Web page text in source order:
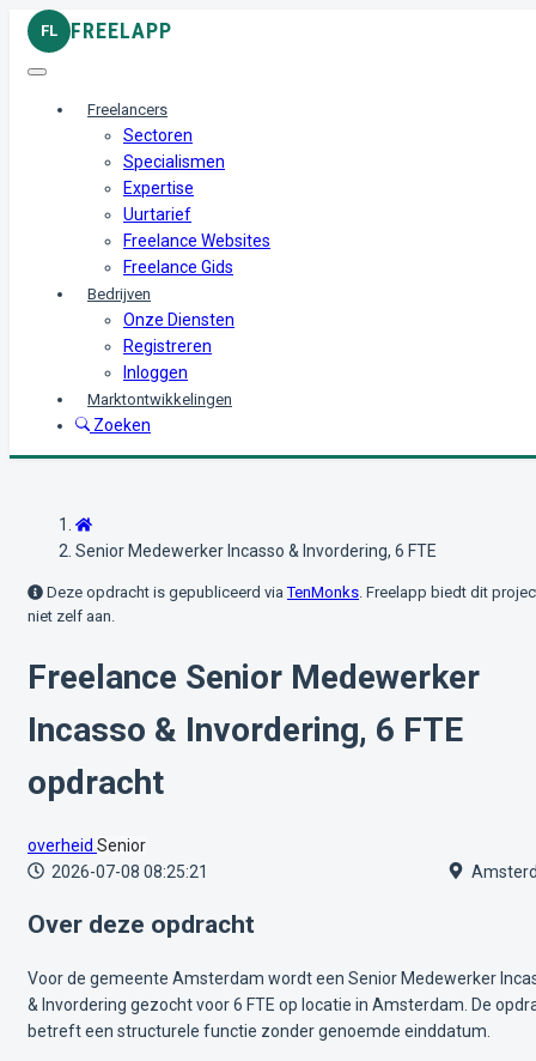
FL FREELAPP
Freelancers
Sectoren
Specialismen
Expertise
Uurtarief
Freelance Websites
Freelance Gids
Bedrijven
Onze Diensten
Registreren
Inloggen
Marktontwikkelingen
Zoeken
Senior Medewerker Incasso & Invordering, 6 FTE
Deze opdracht is gepubliceerd viaTenMonks. Freelapp biedt dit
niet zelf aan.
Freelance Senior Medewerker
Incasso & Invordering, 6 FTE
opdracht
overheid Senior
2026-07-08 08:25:21
Over deze opdracht
Voor de gemeente Amsterdam wordt een Senior Medewerker
& Invordering gezocht voor 6 FTE op locatie in Amsterdam. De
betreft een structurele functie zonder genoemde einddatum.